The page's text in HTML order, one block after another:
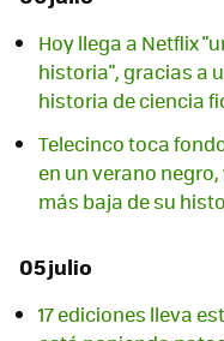
Hoy llega a Netflix
historia", gracias a
historia de ciencia
Telecinco toca
en un verano
más baja de su
05 julio
17 ediciones lleva